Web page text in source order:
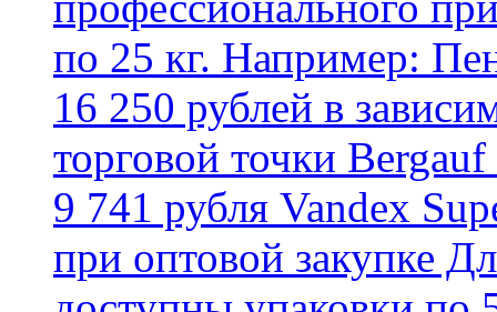
по 25 кг. Например:
16 250 рублей в
торговой точки
9 741 рубля Vandex
при оптовой закупке